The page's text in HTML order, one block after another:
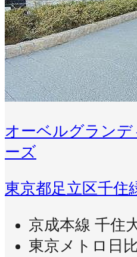
オーベルグラン
ーズ
東京都足立区千住
京成本線 千住
東京メトロ日